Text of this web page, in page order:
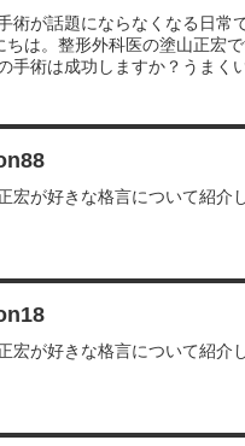
術が話題にならなくなる日常
ちは。整形外科医の塗山正宏
手術は成功しますか？うまく
宏が好きな格言について紹介
宏が好きな格言について紹介